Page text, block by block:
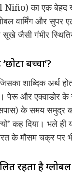
(El Niño) का एक
वार्मिंग और
जैसी गंभीर
बच्चा’?
शाब्दिक अर्थ
और एक्वाडोर के
के समय समुद्र
कह दिया। भले
के मौसम चक्र पर
रहता है